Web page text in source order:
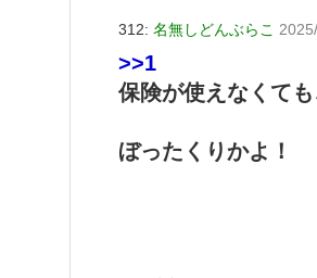
312: 名無しどんぶらこ
>>1
保険が使えなくて
ぼったくりかよ！